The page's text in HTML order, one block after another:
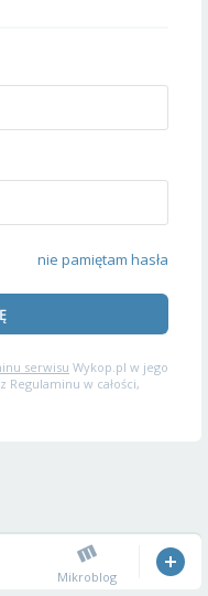
nie pamiętam hasła
serwisu Wykop.pl w jego
w całości,
Mikroblog